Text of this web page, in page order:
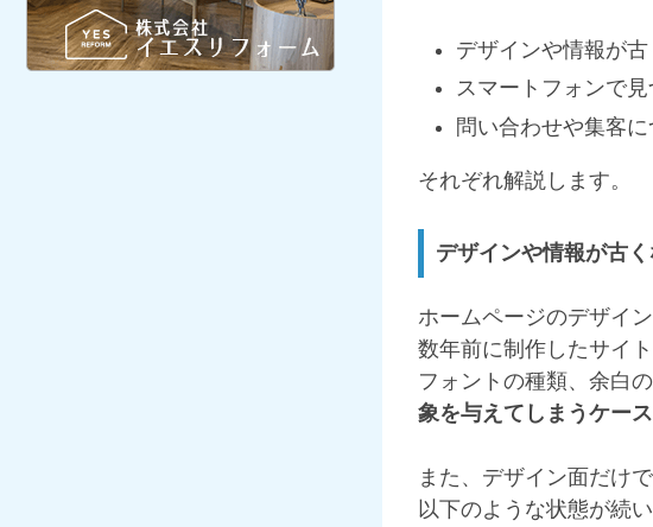
デザインや情報が
スマートフォンで見
問い合わせや集客
それぞれ解説します。
デザインや情報が古
ホームページのデザイ
数年前に制作したサイ
フォントの種類、余白
象を与えてしまうケース
また、デザイン面だけ
以下のような状態が続